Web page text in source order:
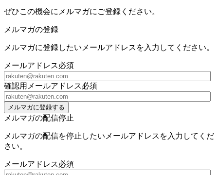
ぜひこの機会にメルマガにご登録ください。
メルマガの登録
メルマガに登録したいメールアドレスを入力してください。
メールアドレス必須
確認用メールアドレス必須
メルマガに登録する
メルマガの配信停止
メルマガの配信を停止したいメールアドレスを入力してくだ
さい。
メールアドレス必須